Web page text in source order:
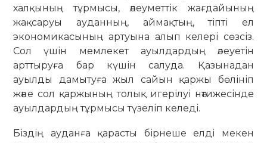
халқының тұрмысы, әлеуметтік жағдайының
жақсаруы ауданның, аймақтың, тіпті ел
экономикасының артуына алып келері сөзсіз.
Сол үшін мемлекет ауылдардың әлеуетін
арттыруға бар күшін салуда. Қазынадан
ауылды дамытуға жыл сайын қаржы бөлініп
және сол қаржының толық игерілуі нәтижесінде
ауылдардың тұрмысы түзеліп келеді.
Біздің ауданға қарасты бірнеше елді мекен